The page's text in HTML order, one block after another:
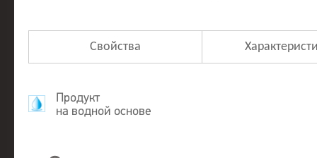
Свойства
Продукт
на водной основе